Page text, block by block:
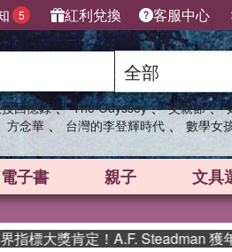
5 紅利兌換 客服中心
回憶錄 、 The Odyssey 、 父親節 、
方念華 、 台灣的李登輝時代 、 數學女
電子書 親子 文具
標大獎肯定！A.F. Steadman 獲年